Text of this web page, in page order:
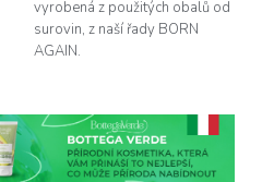
vyrobená z použitých obalů od
surovin, z naší řady BORN
AGAIN.